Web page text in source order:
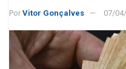
Por Vitor Gonçalves 07/